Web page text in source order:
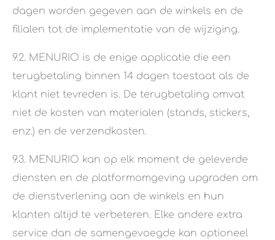
dagen worden gegeven aan de winkels en de
filialen tot de implementatie van de wijziging.
9.2. MENURIO is de enige applicatie die een
terugbetaling binnen 14 dagen toestaat als de
klant niet tevreden is. De terugbetaling omvat
niet de kosten van materialen (stands, stickers,
enz.) en de verzendkosten.
9.3. MENURIO kan op elk moment de geleverde
diensten en de platformomgeving upgraden om
de dienstverlening aan de winkels en hun
klanten altijd te verbeteren. Elke andere extra
service dan de samengevoegde kan optioneel